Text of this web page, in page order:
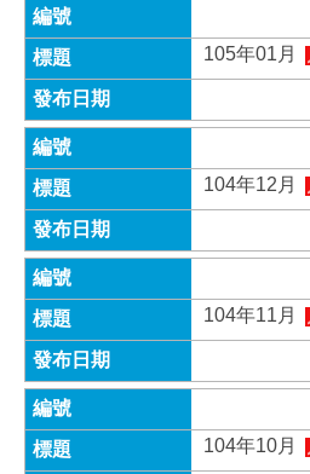
105年01月
104年12月
104年11月
104年10月